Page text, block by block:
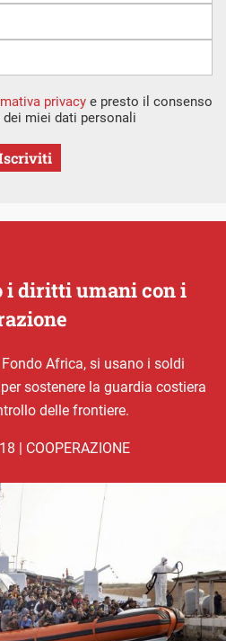
privacy e presto il consenso
miei dati personali
i diritti umani con i
Africa, si usano i soldi
sostenere la guardia costiera
delle frontiere.
| COOPERAZIONE